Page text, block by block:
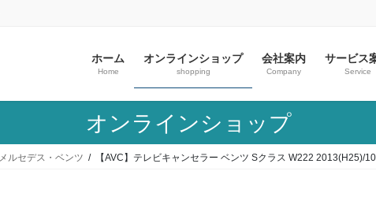
ホーム
Home
オンラインショップ
shopping
会社案内
Company
サービス
Service
オンラインショップ
メルセデス・ベンツ 【AVC】テレビキャンセラー ベンツ Sクラス W222 2013(H25)/